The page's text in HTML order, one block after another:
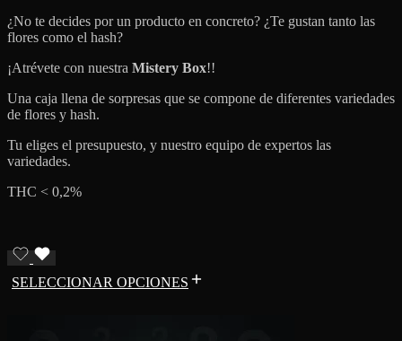
¿No te decides por un producto en concreto? ¿Te gustan tanto las
flores como el hash?
¡Atrévete con nuestra Mistery Box!!
Una caja llena de sorpresas que se compone de diferentes variedades
de flores y hash.
Tu eliges el presupuesto, y nuestro equipo de expertos las
variedades.
THC < 0,2%
SELECCIONAR OPCIONES